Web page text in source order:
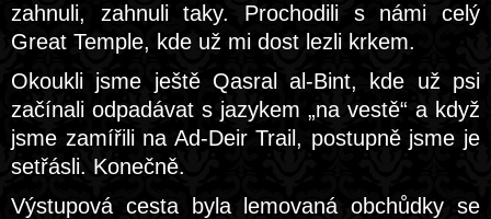
zahnuli, zahnuli taky. Prochodili s námi celý
Great Temple, kde už mi dost lezli krkem.
Okoukli jsme ještě Qasral al-Bint, kde už psi
začínali odpadávat s jazykem „na vestě“ a když
jsme zamířili na Ad-Deir Trail, postupně jsme je
setřásli. Konečně.
Výstupová cesta byla lemovaná obchůdky se